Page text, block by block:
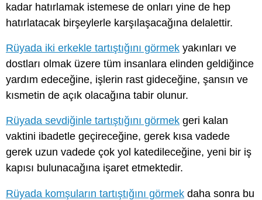
kadar hatırlamak istemese de onları yine de hep
hatırlatacak birşeylerle karşılaşacağına delalettir.
Rüyada iki erkekle tartıştığını görmek yakınları ve
dostları olmak üzere tüm insanlara elinden geldiğince
yardım edeceğine, işlerin rast gideceğine, şansın ve
kısmetin de açık olacağına tabir olunur.
Rüyada sevdiğinle tartıştığını görmek geri kalan
vaktini ibadetle geçireceğine, gerek kısa vadede
gerek uzun vadede çok yol katedileceğine, yeni bir iş
kapısı bulunacağına işaret etmektedir.
Rüyada komşuların tartıştığını görmek daha sonra bu